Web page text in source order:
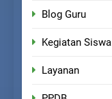
Blog Guru
Kegiatan Siswa
Layanan